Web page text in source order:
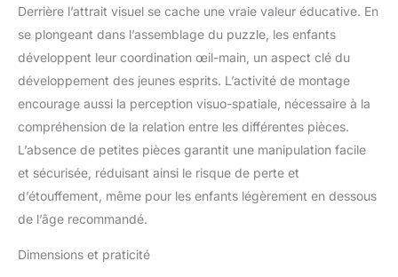
Derrière l’attrait visuel se cache une vraie valeur éducative. En
se plongeant dans l’assemblage du puzzle, les enfants
développent leur coordination œil-main, un aspect clé du
développement des jeunes esprits. L’activité de montage
encourage aussi la perception visuo-spatiale, nécessaire à la
compréhension de la relation entre les différentes pièces.
L’absence de petites pièces garantit une manipulation facile
et sécurisée, réduisant ainsi le risque de perte et
d’étouffement, même pour les enfants légèrement en dessous
de l’âge recommandé.
Dimensions et praticité